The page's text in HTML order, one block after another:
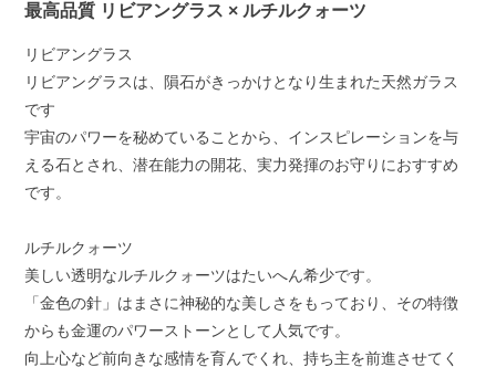
最高品質 リビアングラス × ルチルクォーツ
リビアングラス
リビアングラスは、隕石がきっかけとなり生まれた天然ガラス
です
宇宙のパワーを秘めていることから、インスピレーションを与
える石とされ、潜在能力の開花、実力発揮のお守りにおすすめ
です。
ルチルクォーツ
美しい透明なルチルクォーツはたいへん希少です。
「金色の針」はまさに神秘的な美しさをもっており、その特徴
からも金運のパワーストーンとして人気です。
向上心など前向きな感情を育んでくれ、持ち主を前進させてく